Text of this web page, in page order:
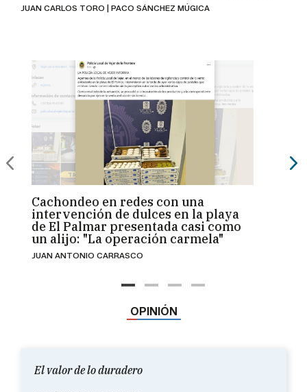
JUAN CARLOS TORO | PACO SÁNCHEZ MÚGICA
Cachondeo en redes con una
intervención de dulces en la playa
de El Palmar presentada casi como
un alijo: "La operación carmela"
JUAN ANTONIO CARRASCO
OPINIÓN
El valor de lo duradero